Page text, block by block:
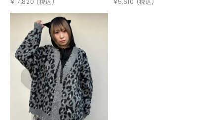
￥17,820 (税込) ￥5,610 (税込)